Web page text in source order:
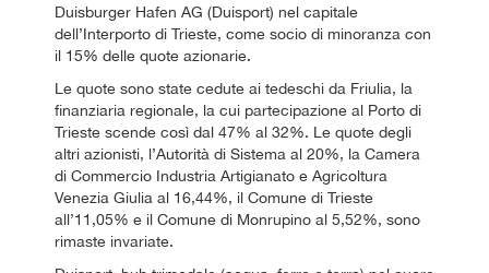
Duisburger Hafen AG (Duisport) nel capitale
dell’Interporto di Trieste, come socio di minoranza con
il 15% delle quote azionarie.
Le quote sono state cedute ai tedeschi da Friulia, la
finanziaria regionale, la cui partecipazione al Porto di
Trieste scende così dal 47% al 32%. Le quote degli
altri azionisti, l’Autorità di Sistema al 20%, la Camera
di Commercio Industria Artigianato e Agricoltura
Venezia Giulia al 16,44%, il Comune di Trieste
all’11,05% e il Comune di Monrupino al 5,52%, sono
rimaste invariate.